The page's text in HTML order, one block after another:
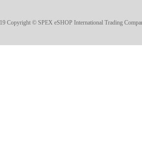
Copyright © SPEX eSHOP International Trading